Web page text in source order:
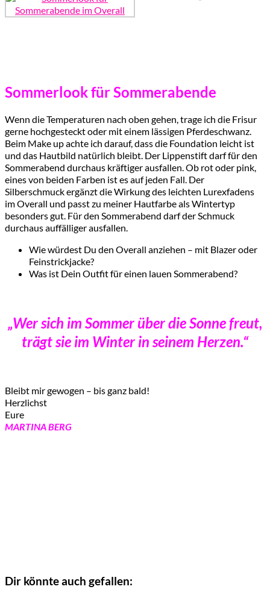
Sommerlook für Sommerabende
Wenn die Temperaturen nach oben gehen, trage ich die Frisur
gerne hochgesteckt oder mit einem lässigen Pferdeschwanz.
Beim Make up achte ich darauf, dass die Foundation leicht ist
und das Hautbild natürlich bleibt. Der Lippenstift darf für den
Sommerabend durchaus kräftiger ausfallen. Ob rot oder pink,
eines von beiden Farben ist es auf jeden Fall. Der
Silberschmuck ergänzt die Wirkung des leichten Lurexfadens
im Overall und passt zu meiner Hautfarbe als Wintertyp
besonders gut. Für den Sommerabend darf der Schmuck
durchaus auffälliger ausfallen.
Wie würdest Du den Overall anziehen – mit Blazer oder
Feinstrickjacke?
Was ist Dein Outfit für einen lauen Sommerabend?
„Wer sich im Sommer über die Sonne freut,
trägt sie im Winter in seinem Herzen.“
Bleibt mir gewogen – bis ganz bald!
Herzlichst
Eure
MARTINA BERG
Dir könnte auch gefallen: